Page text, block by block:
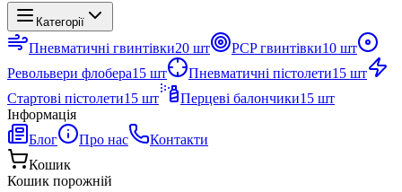
Категорії
Пневматичні гвинтівки20 шт PCP гвинтівки10 шт
Револьвери флобера15 шт Пневматичні пістолети15 шт
Стартові пістолети15 шт Перцеві балончики15 шт
Інформація
Блог
Про нас
Контакти
Кошик
Кошик порожній